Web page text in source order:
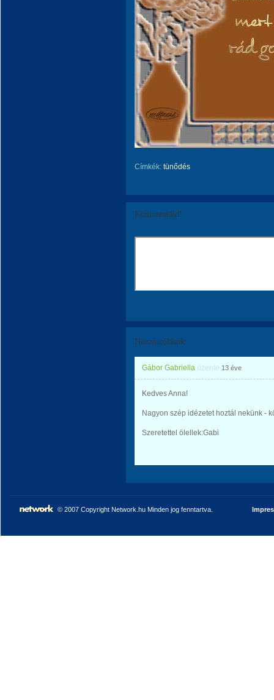
Címkék: tünődés
Kommentáld!
Hozzászólások
Gábor Gabriella üzente 13 éve
Kedves Anna!
Nagyon szép idézetet hoztál nekünk -
Szeretettel ölellek:Gabi
© 2007 Copyright Network.hu Minden jog fenntartva.